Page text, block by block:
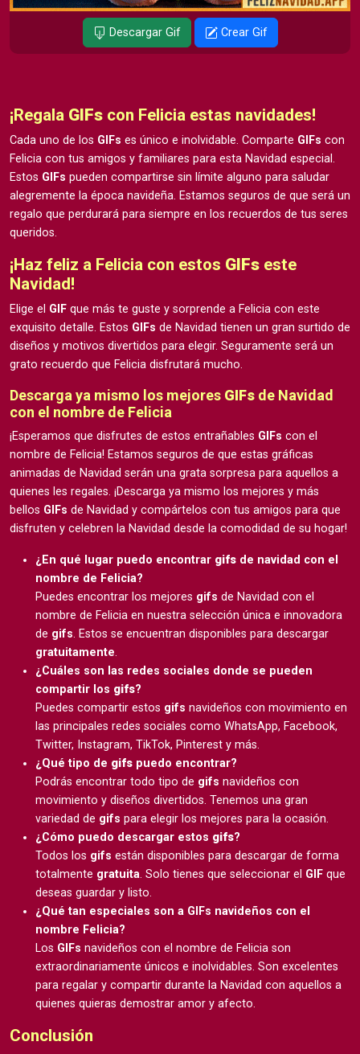
Descargar Gif Crear Gif
¡Regala GIFs con Felicia estas navidades!
Cada uno de los GIFs es único e inolvidable. Comparte GIFs con
Felicia con tus amigos y familiares para esta Navidad especial.
Estos GIFs pueden compartirse sin límite alguno para saludar
alegremente la época navideña. Estamos seguros de que será un
regalo que perdurará para siempre en los recuerdos de tus seres
queridos.
¡Haz feliz a Felicia con estos GIFs este
Navidad!
Elige el GIF que más te guste y sorprende a Felicia con este
exquisito detalle. Estos GIFs de Navidad tienen un gran surtido de
diseños y motivos divertidos para elegir. Seguramente será un
grato recuerdo que Felicia disfrutará mucho.
Descarga ya mismo los mejores GIFs de Navidad
con el nombre de Felicia
¡Esperamos que disfrutes de estos entrañables GIFs con el
nombre de Felicia! Estamos seguros de que estas gráficas
animadas de Navidad serán una grata sorpresa para aquellos a
quienes les regales. ¡Descarga ya mismo los mejores y más
bellos GIFs de Navidad y compártelos con tus amigos para que
disfruten y celebren la Navidad desde la comodidad de su hogar!
¿En qué lugar puedo encontrar gifs de navidad con el
nombre de Felicia?
Puedes encontrar los mejores gifs de Navidad con el
nombre de Felicia en nuestra selección única e innovadora
de gifs. Estos se encuentran disponibles para descargar
gratuitamente.
¿Cuáles son las redes sociales donde se pueden
compartir los gifs?
Puedes compartir estos gifs navideños con movimiento en
las principales redes sociales como WhatsApp, Facebook,
Twitter, Instagram, TikTok, Pinterest y más.
¿Qué tipo de gifs puedo encontrar?
Podrás encontrar todo tipo de gifs navideños con
movimiento y diseños divertidos. Tenemos una gran
variedad de gifs para elegir los mejores para la ocasión.
¿Cómo puedo descargar estos gifs?
Todos los gifs están disponibles para descargar de forma
totalmente gratuita. Solo tienes que seleccionar el GIF que
deseas guardar y listo.
¿Qué tan especiales son a GIFs navideños con el
nombre Felicia?
Los GIFs navideños con el nombre de Felicia son
extraordinariamente únicos e inolvidables. Son excelentes
para regalar y compartir durante la Navidad con aquellos a
quienes quieras demostrar amor y afecto.
Conclusión